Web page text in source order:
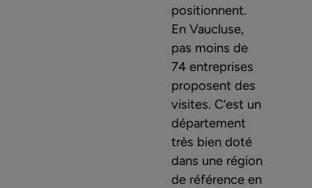
positionnent.
En Vaucluse,
pas moins de
74 entreprises
proposent des
visites. C’est un
département
très bien doté
dans une région
de référence en